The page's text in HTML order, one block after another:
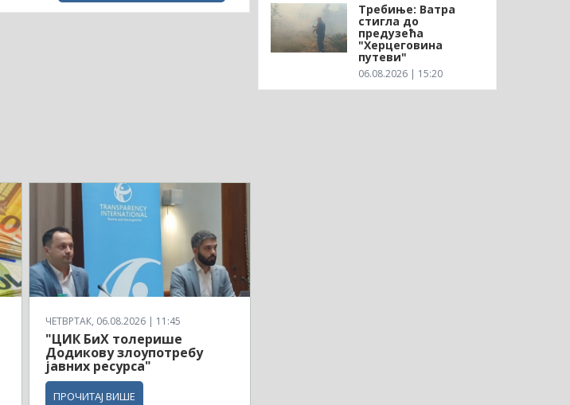
ЧЕТВРТАК, 06.08.2026 | 11:45
"ЦИК БиХ толерише
Додикову злоупотребу
јавних ресурса"
ПРОЧИТАЈ ВИШЕ
Требиње: Ватра
стигла до
предузећа
"Херцеговина
путеви"
06.08.2026 | 15:20